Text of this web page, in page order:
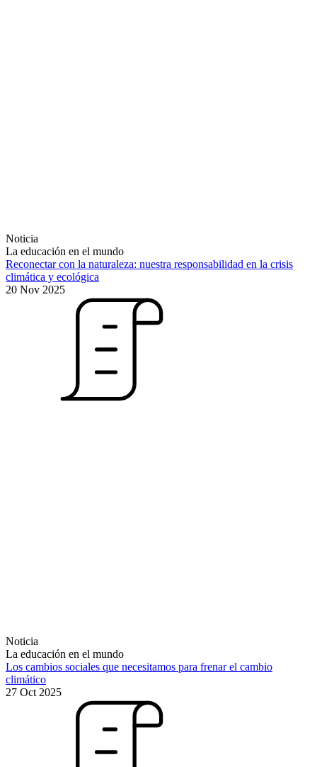
Noticia
La educación en el mundo
Reconectar con la naturaleza: nuestra responsabilidad en la crisis
climática y ecológica
20 Nov 2025
Noticia
La educación en el mundo
Los cambios sociales que necesitamos para frenar el cambio
climático
27 Oct 2025